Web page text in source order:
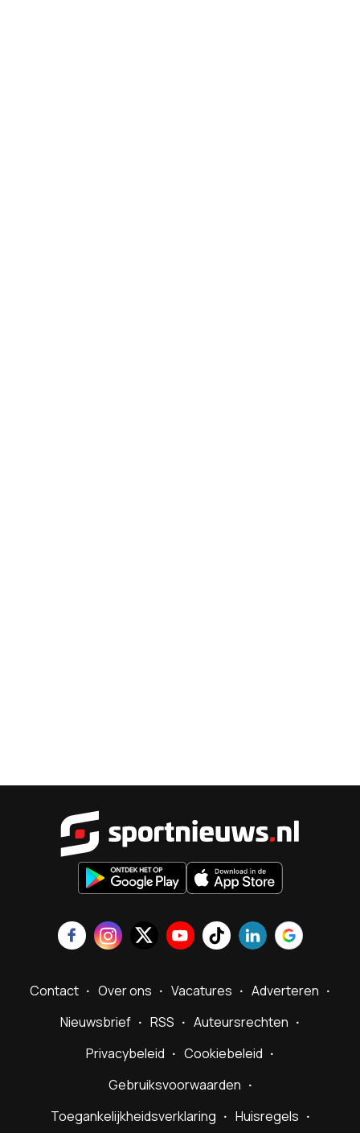
Contact Over ons Vacatures
Adverteren
Nieuwsbrief
RSS
Auteursrechten
Privacybeleid
Cookiebeleid
Gebruiksvoorwaarden
Toegankelijkheidsverklaring
Huisregels